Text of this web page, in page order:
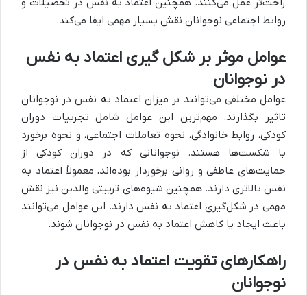
روابط اجتماعی نوجوانان نقش بسیار مهمی ایفا می‌کند.
عوامل موثر بر شکل گیری اعتماد به نفس
در نوجوانان
عوامل مختلفی می‌توانند بر میزان اعتماد به نفس در نوجوانان
تاثیر بگذارند. مهم‌ترین این عوامل شامل تجربیات دوران
کودکی، روابط خانوادگی، نحوه تعاملات اجتماعی، و نحوه برخورد
با شکست‌ها هستند. نوجوانانی که در دوران کودکی از
حمایت‌های عاطفی و روانی برخوردار بوده‌اند، معمولاً اعتماد به
نفس بالاتری دارند. همچنین شیوه‌های تربیتی والدین نیز نقش
مهمی در شکل‌گیری اعتماد به نفس دارند. این عوامل می‌توانند
باعث ایجاد یا کاهش اعتماد به نفس در نوجوانان شوند.
راهکارهای تقویت اعتماد به نفس در
نوجوانان